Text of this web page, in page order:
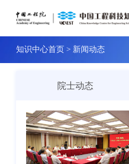
知识中心首页 > 新闻动态
院士动态